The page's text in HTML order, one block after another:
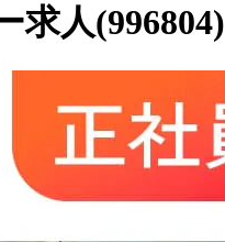
求人(996804)